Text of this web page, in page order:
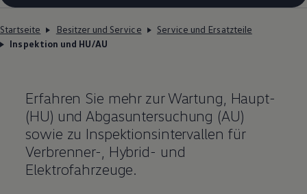
Startseite Besitzer und Service
Service und Ersatzteile
Inspektion und HU/AU
Erfahren Sie mehr zur Wartung, Haupt-
(HU) und Abgasuntersuchung (AU)
sowie zu Inspektionsintervallen für
Verbrenner-, Hybrid- und
Elektrofahrzeuge.